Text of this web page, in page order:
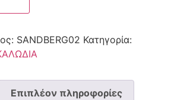
SANDBERG02 Κατηγορία:
Επιπλέον πληροφορίες